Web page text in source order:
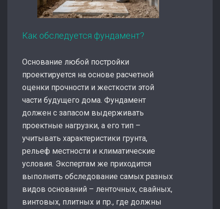
Как обследуется фундамент?
Основание любой постройки
проектируется на основе расчетной
оценки прочности и жесткости этой
части будущего дома. Фундамент
должен с запасом выдерживать
проектные нагрузки, а его тип –
учитывать характеристики грунта,
рельеф местности и климатические
условия. Экспертам же приходится
выполнять обследование самых разных
видов оснований – ленточных, свайных,
винтовых, плитных и пр., где должны